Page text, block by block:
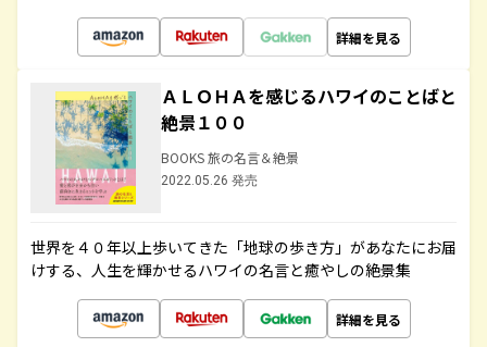
詳細を見る
ＡＬＯＨＡを感じるハワイのことばと
絶景１００
BOOKS 旅の名言＆絶景
2022.05.26 発売
世界を４０年以上歩いてきた「地球の歩き方」があなたにお届
けする、人生を輝かせるハワイの名言と癒やしの絶景集
詳細を見る